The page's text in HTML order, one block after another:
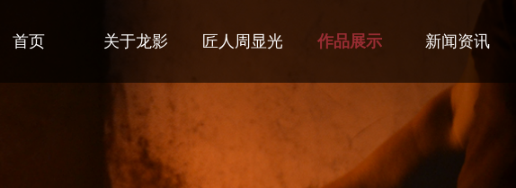
首页 关于龙影 匠人周显光 作品展示 新闻资讯